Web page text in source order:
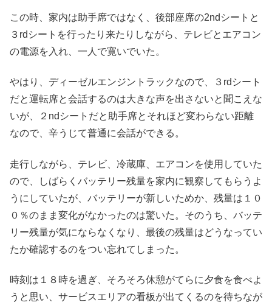
この時、家内は助手席ではなく、後部座席の2ndシートと
３rdシートを行ったり来たりしながら、テレビとエアコン
の電源を入れ、一人で寛いでいた。
やはり、ディーゼルエンジントラックなので、３rdシート
だと運転席と会話するのは大きな声を出さないと聞こえな
いが、２ndシートだと助手席とそれほど変わらない距離
なので、辛うじて普通に会話ができる。
走行しながら、テレビ、冷蔵庫、エアコンを使用していた
ので、しばらくバッテリー残量を家内に観察してもらうよ
うにしていたが、バッテリーが新しいためか、残量は１０
０％のまま変化がなかったのは驚いた。そのうち、バッテ
リー残量が気にならなくなり、最後の残量はどうなってい
たか確認するのをつい忘れてしまった。
時刻は１８時を過ぎ、そろそろ休憩がてらに夕食を食べよ
うと思い、サービスエリアの看板が出てくるのを待ちなが